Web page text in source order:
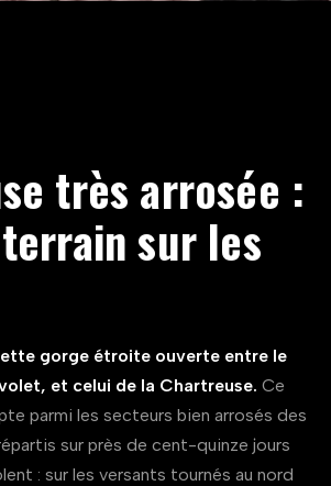
très arrosée :
sur les
gorge étroite ouverte entre le
et celui de la Chartreuse. Ce
parmi les secteurs bien arrosés des
sur près de cent-quinze jours
: sur les versants tournés au nord